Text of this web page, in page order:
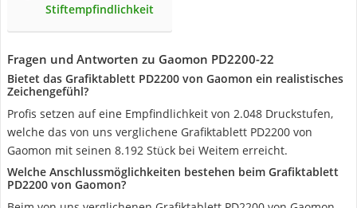
Stiftempfindlichkeit
Fragen und Antworten zu Gaomon PD2200-22
Bietet das Grafiktablett PD2200 von Gaomon ein realistisches
Zeichengefühl?
Profis setzen auf eine Empfindlichkeit von 2.048 Druckstufen,
welche das von uns verglichene Grafiktablett PD2200 von
Gaomon mit seinen 8.192 Stück bei Weitem erreicht.
Welche Anschlussmöglichkeiten bestehen beim Grafiktablett
PD2200 von Gaomon?